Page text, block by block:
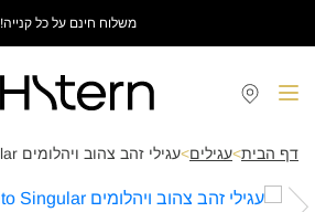
משלוח חינם על כל קנייה!
דף הבית>עגילים>עגילי זהב צהוב ויהלומים Infinito Singular